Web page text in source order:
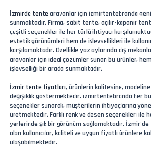
İzmirde tente arayanlar için izmirtentebranda
sunmaktadır. Firma, sabit tente, açılır-kapanır
çeşitli seçenekler ile her türlü ihtiyacı
estetik görünümleri hem de işlevsellikleri ile
karşılamaktadır. Özellikle yaz aylarında dış
arayanlar için ideal çözümler sunan bu ürünler, hem
işlevselliği bir arada sunmaktadır.
İzmir tente fiyatları, ürünlerin kalitesine,
değişiklik göstermektedir. izmirtentebranda her
seçenekler sunarak, müşterilerin ihtiyaçlarına
üretmektedir. Farklı renk ve desen seçenekleri ile
yerlerinde şık bir görünüm sağlamaktadır. İzmir'de
olan kullanıcılar, kaliteli ve uygun fiyatlı ürünlere
ulaşabilmektedir.